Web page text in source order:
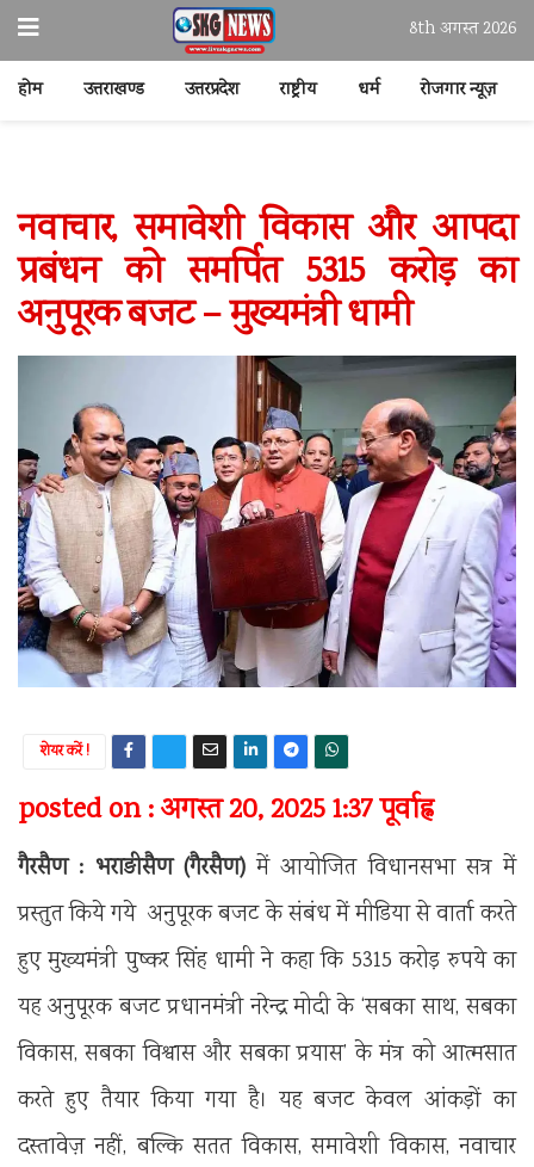
8th अगस्त 2026
होम उत्तराखण्ड उत्तरप्रदेश राष्ट्रीय धर्म रोजगार न्यूज़
नवाचार, समावेशी विकास और आपदा
प्रबंधन को समर्पित 5315 करोड़ का
अनुपूरक बजट – मुख्यमंत्री धामी
शेयर करें !
posted on : अगस्त 20, 2025 1:37 पूर्वाह्न
गैरसैण : भराङीसैण (गैरसैण)में आयोजित विधानसभा सत्र में
प्रस्तुत किये गये अनुपूरक बजट के संबंध में मीडिया से वार्ता करते
हुए मुख्यमंत्री पुष्कर सिंह धामी ने कहा कि 5315 करोड़ रुपये का
यह अनुपूरक बजट प्रधानमंत्री नरेन्द्र मोदी के ‘सबका साथ, सबका
विकास, सबका विश्वास और सबका प्रयास’ के मंत्र को आत्मसात
करते हुए तैयार किया गया है। यह बजट केवल आंकड़ों का
दस्तावेज़ नहीं, बल्कि सतत विकास, समावेशी विकास, नवाचार